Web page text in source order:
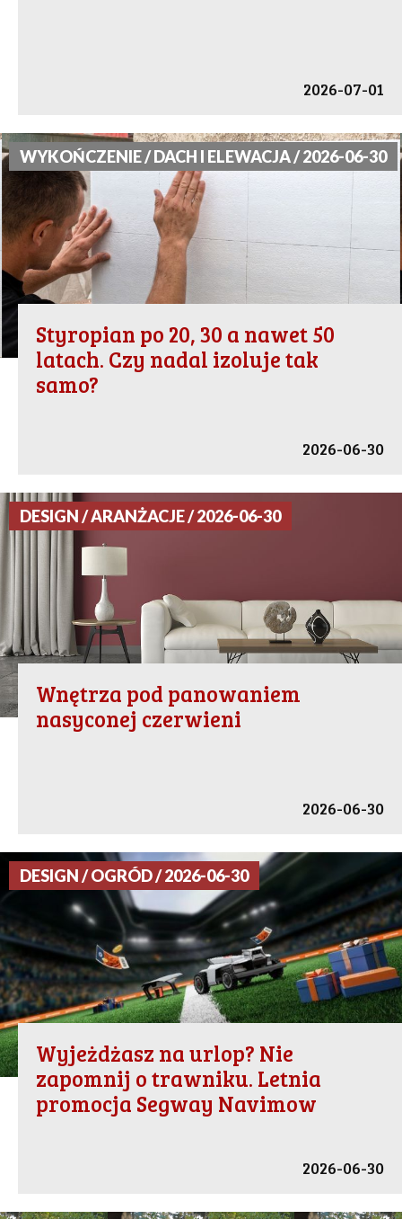
2026-07-01
WYKOŃCZENIE / DACH I ELEWACJA / 2026-06-30
Styropian po 20, 30 a nawet 50
latach. Czy nadal izoluje tak
samo?
2026-06-30
DESIGN / ARANŻACJE / 2026-06-30
Wnętrza pod panowaniem
nasyconej czerwieni
2026-06-30
DESIGN / OGRÓD / 2026-06-30
Wyjeżdżasz na urlop? Nie
zapomnij o trawniku. Letnia
promocja Segway Navimow
2026-06-30